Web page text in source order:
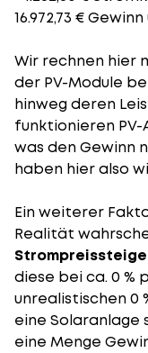
16.972,73 €
Wir rechnen hier
der PV-Module
hinweg deren
funktionieren PV-
was den Gewinn
haben hier also
Ein weiterer
Realität
diese bei ca. 0 %
unrealistischen 0
eine Solaranlage
eine Menge